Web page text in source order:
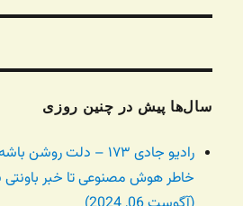
سال‌ها پیش در چنین روزی
رادیو جادی ۱۷۳ – دلت
خاطر هوش مصنوعی تا خبر باونتی